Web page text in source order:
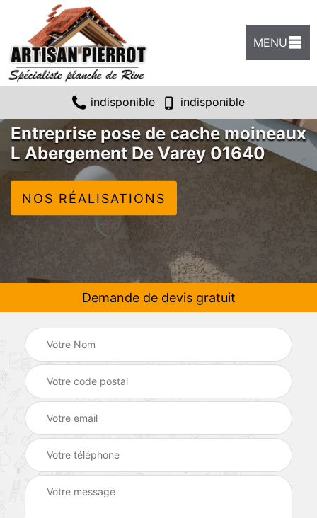
MENU
indisponible indisponible
Entreprise pose de cache moineaux
L Abergement De Varey 01640
NOS RÉALISATIONS
Demande de devis gratuit